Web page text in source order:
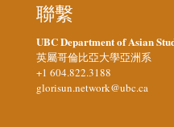
聯繫
UBC Department of Asian
英屬哥倫比亞大學亞洲系
+1 604.822.3188
glorisun.network@ubc.ca